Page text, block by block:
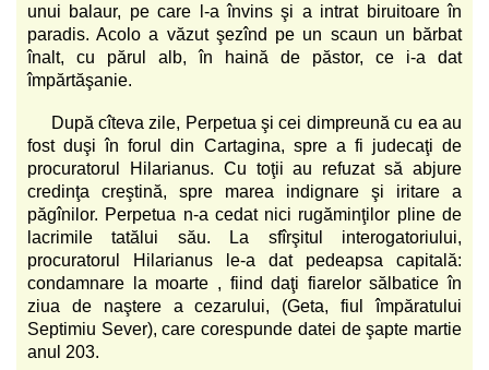
unui balaur, pe care l-a învins şi a intrat biruitoare în
paradis. Acolo a văzut şezînd pe un scaun un bărbat
înalt, cu părul alb, în haină de păstor, ce i-a dat
împărtăşanie.
După cîteva zile, Perpetua şi cei dimpreună cu ea au
fost duşi în forul din Cartagina, spre a fi judecaţi de
procuratorul Hilarianus. Cu toţii au refuzat să abjure
credinţa creştină, spre marea indignare şi iritare a
păgînilor. Perpetua n-a cedat nici rugăminţilor pline de
lacrimile tatălui său. La sfîrşitul interogatoriului,
procuratorul Hilarianus le-a dat pedeapsa capitală:
condamnare la moarte , fiind daţi fiarelor sălbatice în
ziua de naştere a cezarului, (Geta, fiul împăratului
Septimiu Sever), care corespunde datei de şapte martie
anul 203.